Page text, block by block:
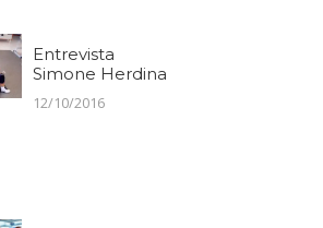
Entrevista
Simone Herdina
12/10/2016